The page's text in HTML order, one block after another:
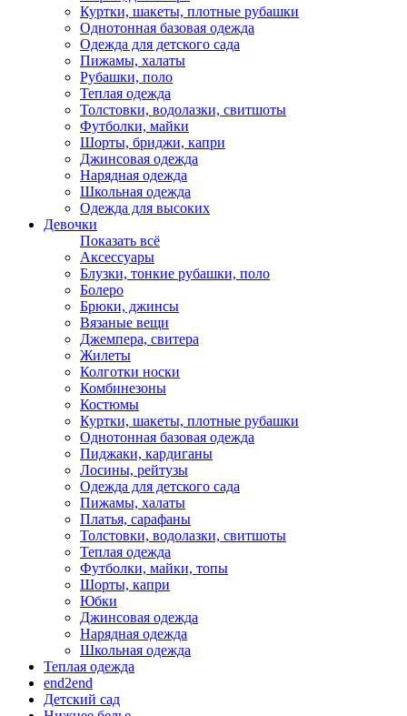
Куртки, шакеты, плотные рубашки
Однотонная базовая одежда
Одежда для детского сада
Пижамы, халаты
Рубашки, поло
Теплая одежда
Толстовки, водолазки, свитшоты
Футболки, майки
Шорты, бриджи, капри
Джинсовая одежда
Нарядная одежда
Школьная одежда
Одежда для высоких
Девочки
Показать всё
Аксессуары
Блузки, тонкие рубашки, поло
Болеро
Брюки, джинсы
Вязаные вещи
Джемпера, свитера
Жилеты
Колготки носки
Комбинезоны
Костюмы
Куртки, шакеты, плотные рубашки
Однотонная базовая одежда
Пиджаки, кардиганы
Лосины, рейтузы
Одежда для детского сада
Пижамы, халаты
Платья, сарафаны
Толстовки, водолазки, свитшоты
Теплая одежда
Футболки, майки, топы
Шорты, капри
Юбки
Джинсовая одежда
Нарядная одежда
Школьная одежда
Теплая одежда
end2end
Детский сад